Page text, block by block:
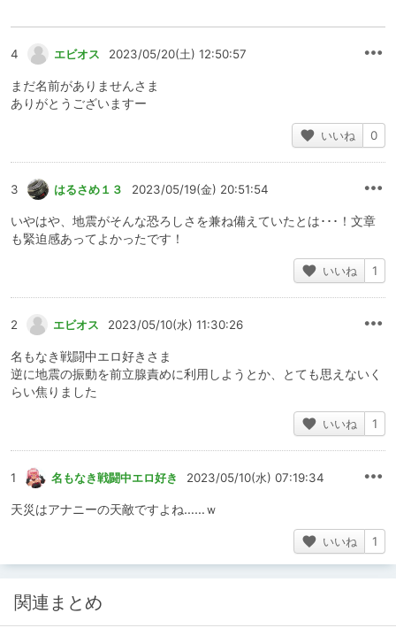
4 エビオス 2023/05/20(土) 12:50:57
まだ名前がありませんさま
ありがとうございますー
いいね 0
3 はるさめ１３ 2023/05/19(金) 20:51:54
いやはや、地震がそんな恐ろしさを兼ね備えていたとは･･･！文章
も緊迫感あってよかったです！
いいね 1
2 エビオス 2023/05/10(水) 11:30:26
名もなき戦闘中エロ好きさま
逆に地震の振動を前立腺責めに利用しようとか、とても思えないく
らい焦りました
いいね 1
1 名もなき戦闘中エロ好き 2023/05/10(水) 07:19:34
天災はアナニーの天敵ですよね……ｗ
いいね 1
関連まとめ